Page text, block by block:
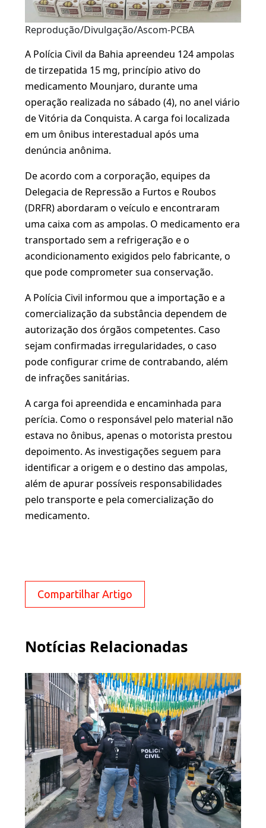
Reprodução/Divulgação/Ascom-PCBA
A Polícia Civil da Bahia apreendeu 124 ampolas
de tirzepatida 15 mg, princípio ativo do
medicamento Mounjaro, durante uma
operação realizada no sábado (4), no anel viário
de Vitória da Conquista. A carga foi localizada
em um ônibus interestadual após uma
denúncia anônima.
De acordo com a corporação, equipes da
Delegacia de Repressão a Furtos e Roubos
(DRFR) abordaram o veículo e encontraram
uma caixa com as ampolas. O medicamento era
transportado sem a refrigeração e o
acondicionamento exigidos pelo fabricante, o
que pode comprometer sua conservação.
A Polícia Civil informou que a importação e a
comercialização da substância dependem de
autorização dos órgãos competentes. Caso
sejam confirmadas irregularidades, o caso
pode configurar crime de contrabando, além
de infrações sanitárias.
A carga foi apreendida e encaminhada para
perícia. Como o responsável pelo material não
estava no ônibus, apenas o motorista prestou
depoimento. As investigações seguem para
identificar a origem e o destino das ampolas,
além de apurar possíveis responsabilidades
pelo transporte e pela comercialização do
medicamento.
Compartilhar Artigo
Notícias Relacionadas